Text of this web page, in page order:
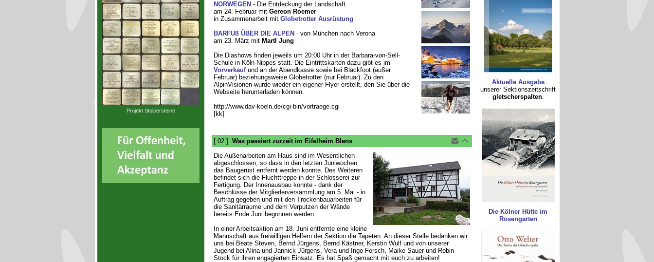
Projekt Stolpersteine
NORWEGEN - Die Entdeckung der Landschaft
am 24. Februar mit Gereon Roemer
in Zusammenarbeit mit Globetrotter Ausrüstung
BARFUß ÜBER DIE ALPEN - von München nach Verona
am 23. März mit Martl Jung
Die Diashows finden jeweils um 20:00 Uhr in der Barbara-von-Sell-
Schule in Köln-Nippes statt. Die Eintrittskarten dazu gibt es im
Vorverkaufund an der Abendkasse sowie bei Blackfoot (außer
Februar) beziehungsweise Globetrotter (nur Februar). Zu den
AlpinVisionen wurde wieder ein eigener Flyer erstellt, den Sie über die
Webseite herunterladen können.
http://www.dav-koeln.de/cgi-bin/vortraege.cgi
[kk]
[ 02 ] Was passiert zurzeit im Eifelheim Blens
Die Außenarbeiten am Haus sind im Wesentlichen
abgeschlossen, so dass in den letzten Juniwochen
das Baugerüst entfernt werden konnte. Des Weiteren
befindet sich die Fluchttreppe in der Schlosserei zur
Fertigung. Der Innenausbau konnte - dank der
Beschlüsse der Mitgliederversammlung am 5. Mai - in
Auftrag gegeben und mit den Trockenbauarbeiten für
die Sanitärräume und dem Verputzen der Wände
bereits Ende Juni begonnen werden.
In einer Arbeitsaktion am 18. Juni entfernte eine kleine
Mannschaft aus freiwilligen Helfern der Sektion die Tapeten. An dieser Stelle bedanken wir
uns bei Beate Steven, Bernd Jürgens, Bernd Kästner, Kerstin Wulf und von unserer
Jugend bei Alina und Jannick Jürgens, Vera und Ingo Forsch, Maike Sauer und Robin
Stock für ihren engagierten Einsatz. Es hat Spaß gemacht mit euch zu arbeiten!
Aktuelle Ausgabe
unserer Sektionszeitschrift
gletscherspalten.
Die Kölner Hütte im
Rosengarten